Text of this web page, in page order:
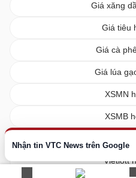
Nhận tin VTC News trên Google
Giá xăng
Giá tiêu
Giá cà
Giá lúa
XSMN
XSMB
Vietlott